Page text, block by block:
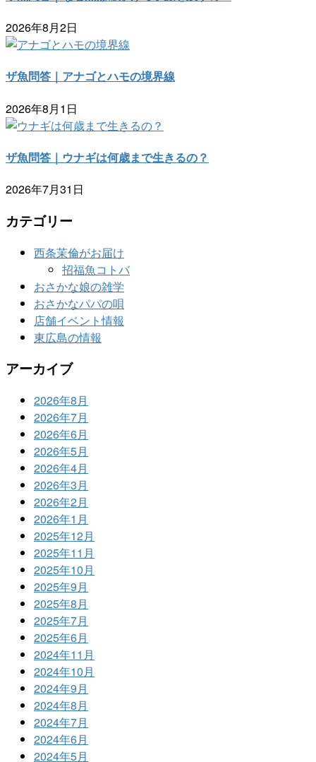
2026年8月2日
ザ魚問答｜アナゴとハモの境界線
2026年8月1日
ザ魚問答｜ウナギは何歳まで生きるの？
2026年7月31日
カテゴリー
西条茉倫がお届け
招福魚コトバ
おさかな娘の雑学
おさかなパパの唄
店舗イベント情報
東広島の情報
アーカイブ
2026年8月
2026年7月
2026年6月
2026年5月
2026年4月
2026年3月
2026年2月
2026年1月
2025年12月
2025年11月
2025年10月
2025年9月
2025年8月
2025年7月
2025年6月
2024年11月
2024年10月
2024年9月
2024年8月
2024年7月
2024年6月
2024年5月